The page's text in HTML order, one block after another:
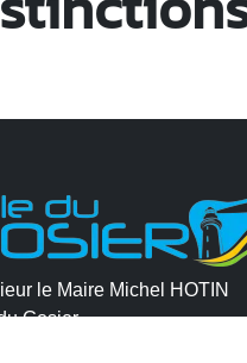
le Maire Michel HOTIN
Gosier